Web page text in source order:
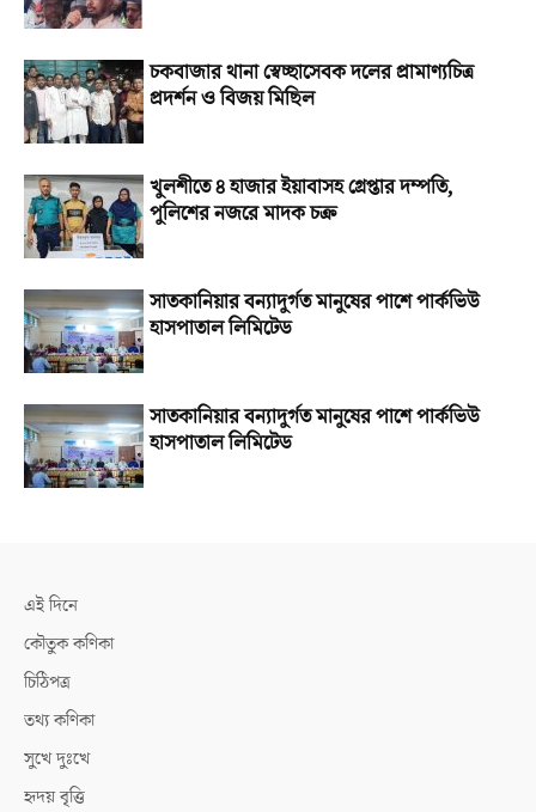
চকবাজার থানা স্বেচ্ছাসেবক দলের প্রামাণ্যচিত্র
প্রদর্শন ও বিজয় মিছিল
খুলশীতে ৪ হাজার ইয়াবাসহ গ্রেপ্তার দম্পতি,
পুলিশের নজরে মাদক চক্র
সাতকানিয়ার বন্যাদুর্গত মানুষের পাশে পার্কভিউ
হাসপাতাল লিমিটেড
সাতকানিয়ার বন্যাদুর্গত মানুষের পাশে পার্কভিউ
হাসপাতাল লিমিটেড
এই দিনে
কৌতুক কণিকা
চিঠিপত্র
তথ্য কণিকা
সুখে দুঃখে
হৃদয় বৃত্তি